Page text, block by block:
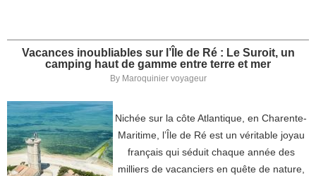
Vacances inoubliables sur l’Île de Ré : Le Suroit, un
camping haut de gamme entre terre et mer
By Maroquinier voyageur
Nichée sur la côte Atlantique, en Charente-
Maritime, l’Île de Ré est un véritable joyau
français qui séduit chaque année des
milliers de vacanciers en quête de nature,